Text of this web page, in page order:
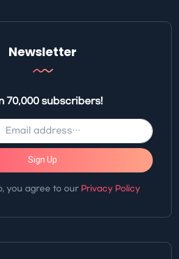
Newsletter
70,000 subscribers!
Sign Up
you agree to our Privacy Policy